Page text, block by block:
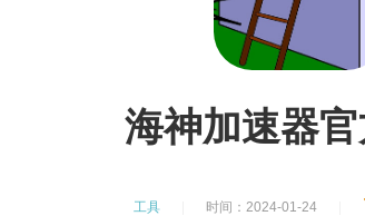
海神加速器
工具 时间：2024-01-24